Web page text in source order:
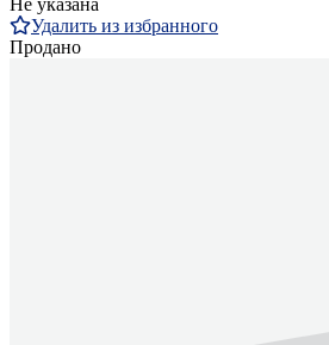
Не указана
Удалить из избранного
Продано